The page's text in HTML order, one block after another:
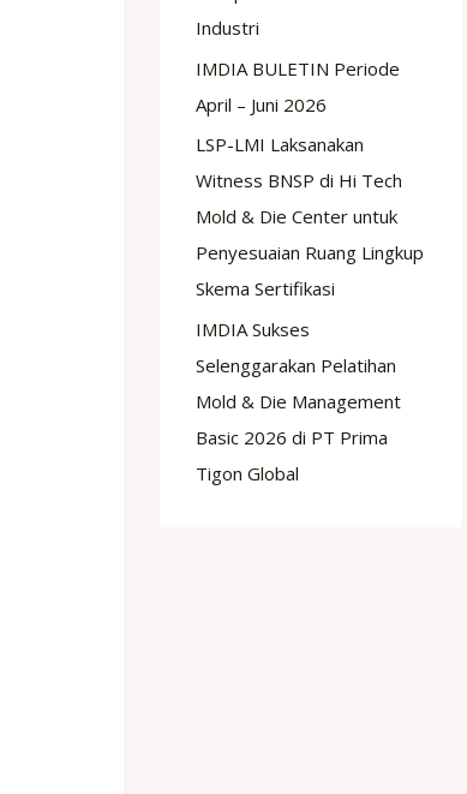
Industri
IMDIA BULETIN Periode
April – Juni 2026
LSP-LMI Laksanakan
Witness BNSP di Hi Tech
Mold & Die Center untuk
Penyesuaian Ruang Lingkup
Skema Sertifikasi
IMDIA Sukses
Selenggarakan Pelatihan
Mold & Die Management
Basic 2026 di PT Prima
Tigon Global